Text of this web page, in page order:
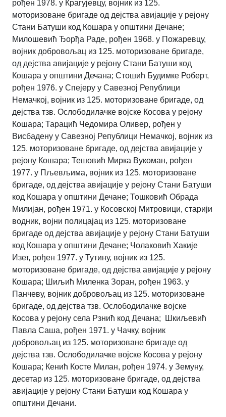
рођен 1978. у Крагујевцу, војник из 125.
моторизоване бригаде од дејства авијације у рејону
Стани Батуши код Кошара у општини Дечане;
Милошевић Ђорђа Раде, рођен 1968. у Пожаревцу,
војник добровољац из 125. моторизоване бригаде,
од дејства авијације у рејону Стани Батуши код
Кошара у општини Дечана; Стошић Будимке Роберт,
рођен 1976. у Спејеру у Савезној Републици
Немачкој, војник из 125. моторизоване бригаде, од
дејства тзв. Ослободилачке војске Косова у рејону
Кошара; Тарацић Чедомира Оливер, рођен у
Висбадену у Савезној Републици Немачкој, војник из
125. моторизоване бригаде, од дејства авијације у
рејону Кошара; Тешовић Мирка Вукоман, рођен
1977. у Пљевљима, војник из 125. моторизоване
бригаде, од дејства авијације у рејону Стани Батуши
код Кошара у општини Дечане; Тошковић Обрада
Милијан, рођен 1971. у Косовској Митровици, старији
водник, војни полицајац из 125. моторизоване
бригаде од дејства авијације у рејону Стани Батуши
код Кошара у општини Дечане; Чолаковић Хакије
Изет, рођен 1977. у Тутину, војник из 125.
моторизоване бригаде, од дејства авијације у рејону
Кошара; Шиљић Миленка Зоран, рођен 1963. у
Панчеву, војник добровољац из 125. моторизоване
бригаде, од дејства тзв. Ослободилачке војске
Косова у рејону села Рзнић код Дечана; Шкиљевић
Павла Саша, рођен 1971. у Чачку, војник
добровољац из 125. моторизоване бригаде од
дејства тзв. Ослободилачке војске Косова у рејону
Кошара; Кенић Косте Милан, рођен 1974. у Земуну,
десетар из 125. моторизоване бригаде, од дејства
авијације у рејону Стани Батуши код Кошара у
општини Дечани.